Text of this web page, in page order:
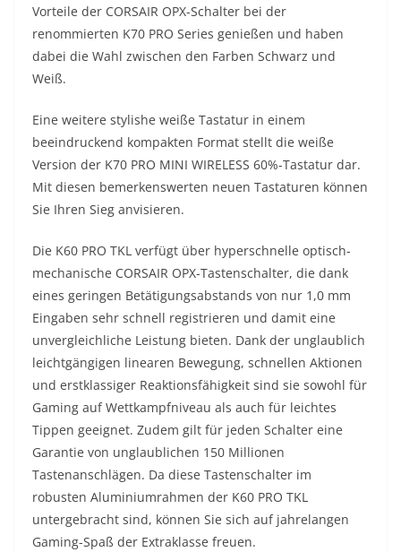
Vorteile der CORSAIR OPX-Schalter bei der
renommierten K70 PRO Series genießen und haben
dabei die Wahl zwischen den Farben Schwarz und
Weiß.
Eine weitere stylishe weiße Tastatur in einem
beeindruckend kompakten Format stellt die weiße
Version der K70 PRO MINI WIRELESS 60%-Tastatur dar.
Mit diesen bemerkenswerten neuen Tastaturen können
Sie Ihren Sieg anvisieren.
Die K60 PRO TKL verfügt über hyperschnelle optisch-
mechanische CORSAIR OPX-Tastenschalter, die dank
eines geringen Betätigungsabstands von nur 1,0 mm
Eingaben sehr schnell registrieren und damit eine
unvergleichliche Leistung bieten. Dank der unglaublich
leichtgängigen linearen Bewegung, schnellen Aktionen
und erstklassiger Reaktionsfähigkeit sind sie sowohl für
Gaming auf Wettkampfniveau als auch für leichtes
Tippen geeignet. Zudem gilt für jeden Schalter eine
Garantie von unglaublichen 150 Millionen
Tastenanschlägen. Da diese Tastenschalter im
robusten Aluminiumrahmen der K60 PRO TKL
untergebracht sind, können Sie sich auf jahrelangen
Gaming-Spaß der Extraklasse freuen.